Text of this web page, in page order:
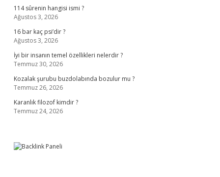
114 sûrenin hangisi ismi ?
Ağustos 3, 2026
16 bar kaç psi’dir ?
Ağustos 3, 2026
İyi bir insanın temel özellikleri nelerdir ?
Temmuz 30, 2026
Kozalak şurubu buzdolabında bozulur mu ?
Temmuz 26, 2026
Karanlık filozof kimdir ?
Temmuz 24, 2026